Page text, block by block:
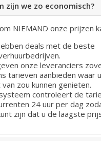
zijn we zo economisch?
NIEMAND onze prijzen
deals met de beste
onze leveranciers
tarieven aanbieden waar
zou kunnen genieten.
controleert de
24 uur per dag
zijn dat u de laagste